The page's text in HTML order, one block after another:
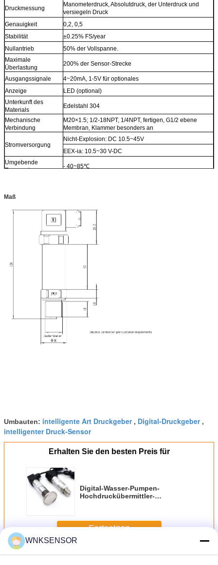
Druckmessung
Manometerdruck, Absolutdruck, der Unterdruck und
versiegeln Druck
Genauigkeit
0,2, 0,5
Stabilität
±0.25% FS/year
Nullantrieb
50% der Vollspanne.
Maximale
Überlastung
200% der Sensor-Strecke
Ausgangssignale
4~20mA, 1-5V für optionales
Anzeige
LED (optional)
Unterkunft des
Materials
Edelstahl 304
Mechanische
Verbindung
M20×1.5; 1/2-18NPT, 1/4NPT, fertigen, G1/2 ebene
Membran, Klammer besonders an
Stromversorgung
Nicht-Explosion: DC 10.5~45V
EEX-ia: 10.5~30 V-DC
Umgebende
Temperatur
- 40~85℃
Ausgleichstemperatur
Maß
Umbauten: intelligente Art Druckgeber, Digital-Druckgeber,
intelligenter Druck-Sensor
Erhalten Sie den besten Preis für
Digital-Wasser-Pumpen-
Hochdruckübermittler-
Fortsetzen
MehrIntelligente Druckmessumformer
WNKSENSOR